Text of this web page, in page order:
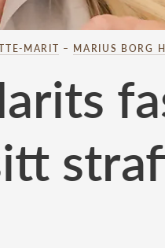
MARIT – MARIUS BORG